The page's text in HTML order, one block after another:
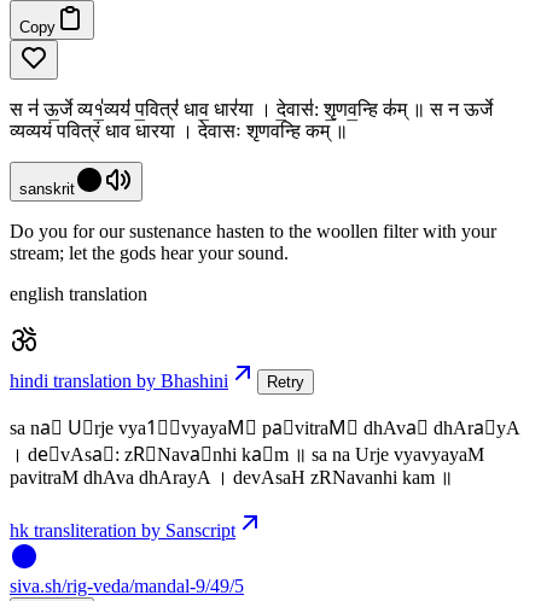
Copy
स न॑ ऊ॒र्जे व्य१॒॑व्ययं॑ प॒वित्रं॑ धाव॒ धार॑या । दे॒वास॑: शृ॒णव॒न्हि क॑म् ॥ स न ऊर्जे
व्यव्ययं पवित्रं धाव धारया । देवासः शृणवन्हि कम् ॥
sanskrit
Do you for our sustenance hasten to the woollen filter with your
stream; let the gods hear your sound.
english translation
hindi translation by Bhashini Retry
sa na॑ U॒rje vya1॒॑vyayaM॑ pa॒vitraM॑ dhAva॒ dhAra॑yA
। de॒vAsa॑: zR॒Nava॒nhi ka॑m ॥ sa na Urje vyavyayaM
pavitraM dhAva dhArayA । devAsaH zRNavanhi kam ॥
hk transliteration by Sanscript
siva.sh/rig-veda/mandal-9/49/5